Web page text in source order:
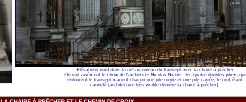
Élévations nord dans la nef au niveau du transept avec la chaire à prêcher
On voit aisément le choix de l'architecte Nicolas Nicole : les quatre doubles piliers qui
entourent le transept marient chacun une pile ronde et une pile carrée, le tout étant
cannelé (architecture très visible derrière la chaire à prêcher).